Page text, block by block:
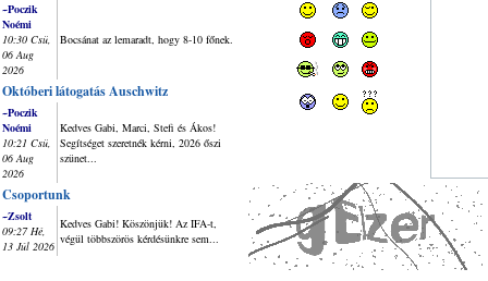
~Poczik
Noémi
10:30 Csü,
06 Aug
2026
Bocsánat az lemaradt, hogy 8-10 főnek.
Októberi látogatás Auschwitz
~Poczik
Noémi
10:21 Csü,
06 Aug
2026
Kedves Gabi, Marci, Stefi és Ákos!
Segítséget szeretnék kérni, 2026 őszi
szünet...
Csoportunk
~Zsolt
09:27 Hé,
13 Júl 2026
Kedves Gabi! Köszönjük! Az IFA-t,
végül többszörös kérdésünkre sem...